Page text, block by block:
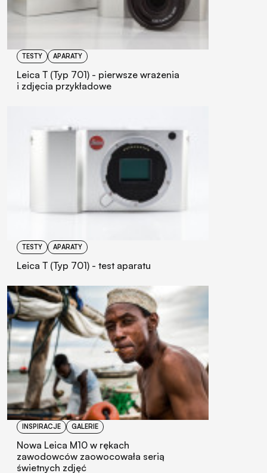
TESTY APARATY
Leica T (Typ 701) - pierwsze wrażenia
i zdjęcia przykładowe
TESTY APARATY
Leica T (Typ 701) - test aparatu
INSPIRACJE GALERIE
Nowa Leica M10 w rękach
zawodowców zaowocowała serią
świetnych zdjęć